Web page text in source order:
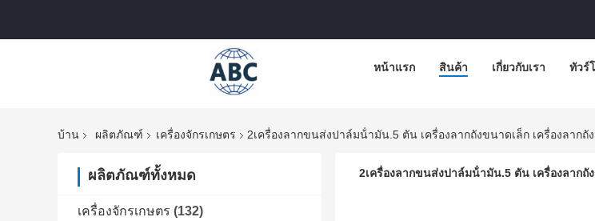
หน้าแรก สินค้า เกี่ยวกับเรา ทัวร์
บ้าน ผลิตภัณฑ์ เครื่องจักรเกษตร 2เครื่องลากขนส่งปาล์มน้ํามัน.5 ตัน เครื่องลากถังขนาดเล็ก เครื่องลากถั
ผลิตภัณฑ์ทั้งหมด
เครื่องจักรเกษตร (132)
2เครื่องลากขนส่งปาล์มน้ํามัน.5 ตัน เครื่องลากถั